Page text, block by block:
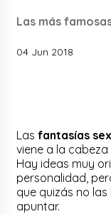
Las más
04 Jun 2018
Lasfantasías
viene a la
Hay ideas muy
personalidad,
que quizás no
apuntar.